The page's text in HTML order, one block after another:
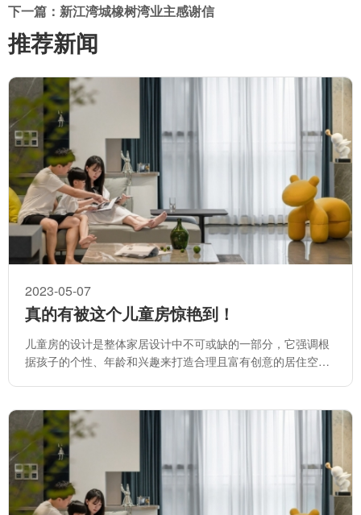
下一篇：新江湾城橡树湾业主感谢信
推荐新闻
2023-05-07
真的有被这个儿童房惊艳到！
儿童房的设计是整体家居设计中不可或缺的一部分，它强调根
据孩子的个性、年龄和兴趣来打造合理且富有创意的居住空